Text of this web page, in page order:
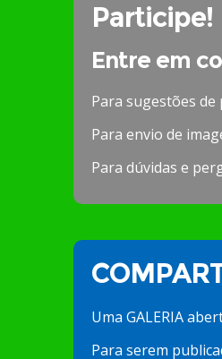
Participe!
Entre em
Para sugestões de
Para envio de
Para dúvidas e
Uma GALERIA
Para serem